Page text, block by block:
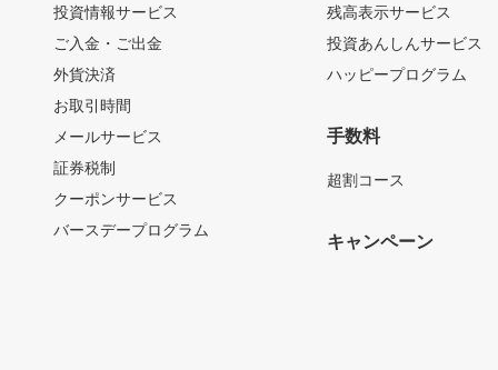
投資情報サービス
ご入金・ご出金
外貨決済
お取引時間
メールサービス
証券税制
クーポンサービス
バースデープログラム
残高表示サービス
投資あんしんサービス
ハッピープログラム
手数料
超割コース
キャンペーン